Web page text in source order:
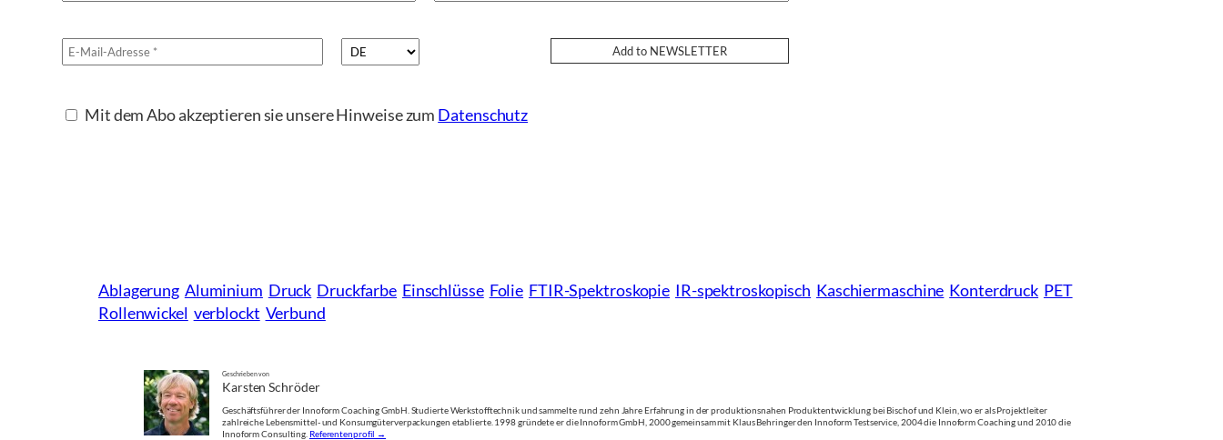
Mit dem Abo akzeptieren sie unsere Hinweise zum Datenschutz
Ablagerung Aluminium Druck Druckfarbe Einschlüsse Folie FTIR-Spektroskopie IR-spektroskopisch Kaschiermaschine Konterdruck PET
Rollenwickel verblockt Verbund
Geschrieben von
Karsten Schröder
Geschäftsführer der Innoform Coaching GmbH. Studierte Werkstofftechnik und sammelte rund zehn Jahre Erfahrung in der produktionsnahen Produktentwicklung bei Bischof und Klein, wo er als Projektleiter
zahlreiche Lebensmittel- und Konsumgüterverpackungen etablierte. 1998 gründete er die Innoform GmbH, 2000 gemeinsam mit Klaus Behringer den Innoform Testservice, 2004 die Innoform Coaching und 2010 die
Innoform Consulting. Referentenprofil →